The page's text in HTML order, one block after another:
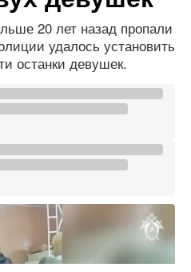
20 лет назад пропали
удалось установить
останки девушек.